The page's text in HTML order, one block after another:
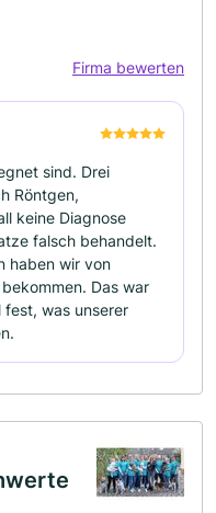
Firma bewerten
sind. Drei
Röntgen,
keine Diagnose
falsch behandelt.
haben wir von
Das war
fest, was unserer